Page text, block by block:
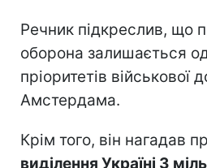
Речник підкреслив, що
оборона залишається
пріоритетів військової
Амстердама.
Крім того, він нагадав
виділення Україні 3